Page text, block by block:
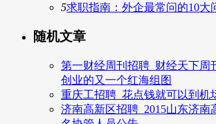
5求职指南：外企最常问的10大
随机文章
第一财经周刊招聘_财经天下周
创业的又一个红海组图
重庆工招聘_花点钱就可以到机
济南高新区招聘_2015山东济南